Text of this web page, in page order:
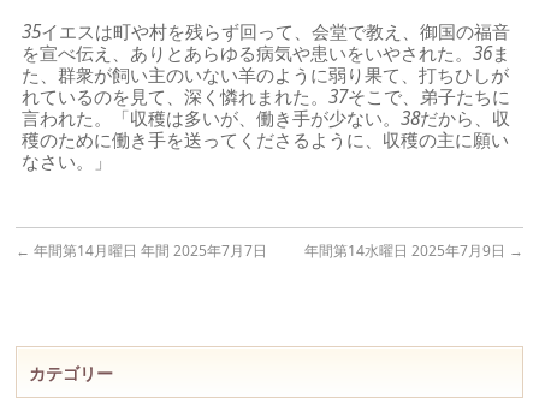
35イエスは町や村を残らず回って、会堂で教え、御国の福音
を宣べ伝え、ありとあらゆる病気や患いをいやされた。36ま
た、群衆が飼い主のいない羊のように弱り果て、打ちひしが
れているのを見て、深く憐れまれた。37そこで、弟子たちに
言われた。「収穫は多いが、働き手が少ない。38だから、収
穫のために働き手を送ってくださるように、収穫の主に願い
なさい。」
← 年間第14月曜日 年間 2025年7月7日 年間第14水曜日 2025年7月9日 →
カテゴリー